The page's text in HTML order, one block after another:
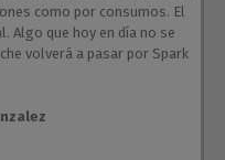
como por consumos. El
Algo que hoy en día no se
volverá a pasar por Spark